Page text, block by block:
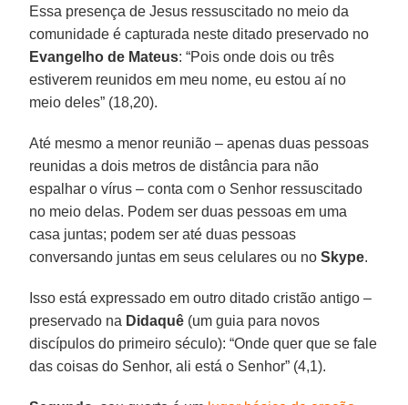
Essa presença de Jesus ressuscitado no meio da
comunidade é capturada neste ditado preservado no
Evangelho de Mateus: “Pois onde dois ou três
estiverem reunidos em meu nome, eu estou aí no
meio deles” (18,20).
Até mesmo a menor reunião – apenas duas pessoas
reunidas a dois metros de distância para não
espalhar o vírus – conta com o Senhor ressuscitado
no meio delas. Podem ser duas pessoas em uma
casa juntas; podem ser até duas pessoas
conversando juntas em seus celulares ou noSkype.
Isso está expressado em outro ditado cristão antigo –
preservado na Didaquê (um guia para novos
discípulos do primeiro século): “Onde quer que se fale
das coisas do Senhor, ali está o Senhor” (4,1).